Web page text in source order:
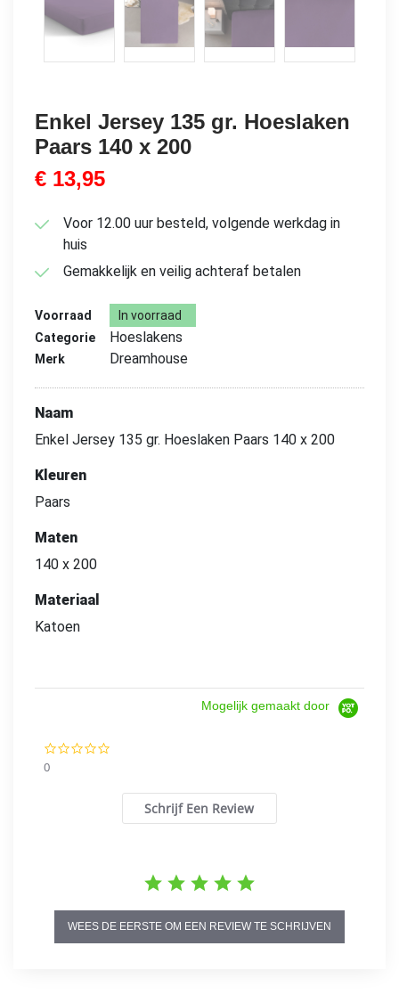
Enkel Jersey 135 gr. Hoeslaken
Paars 140 x 200
€ 13,95
Voor 12.00 uur besteld, volgende werkdag in
huis
Gemakkelijk en veilig achteraf betalen
Voorraad
In voorraad
Categorie
Hoeslakens
Merk Dreamhouse
Naam
Enkel Jersey 135 gr. Hoeslaken Paars 140 x 200
Kleuren
Paars
Maten
140 x 200
Materiaal
Katoen
Mogelijk gemaakt door
0
Schrijf Een Review
WEES DE EERSTE OM EEN REVIEW TE SCHRIJVEN